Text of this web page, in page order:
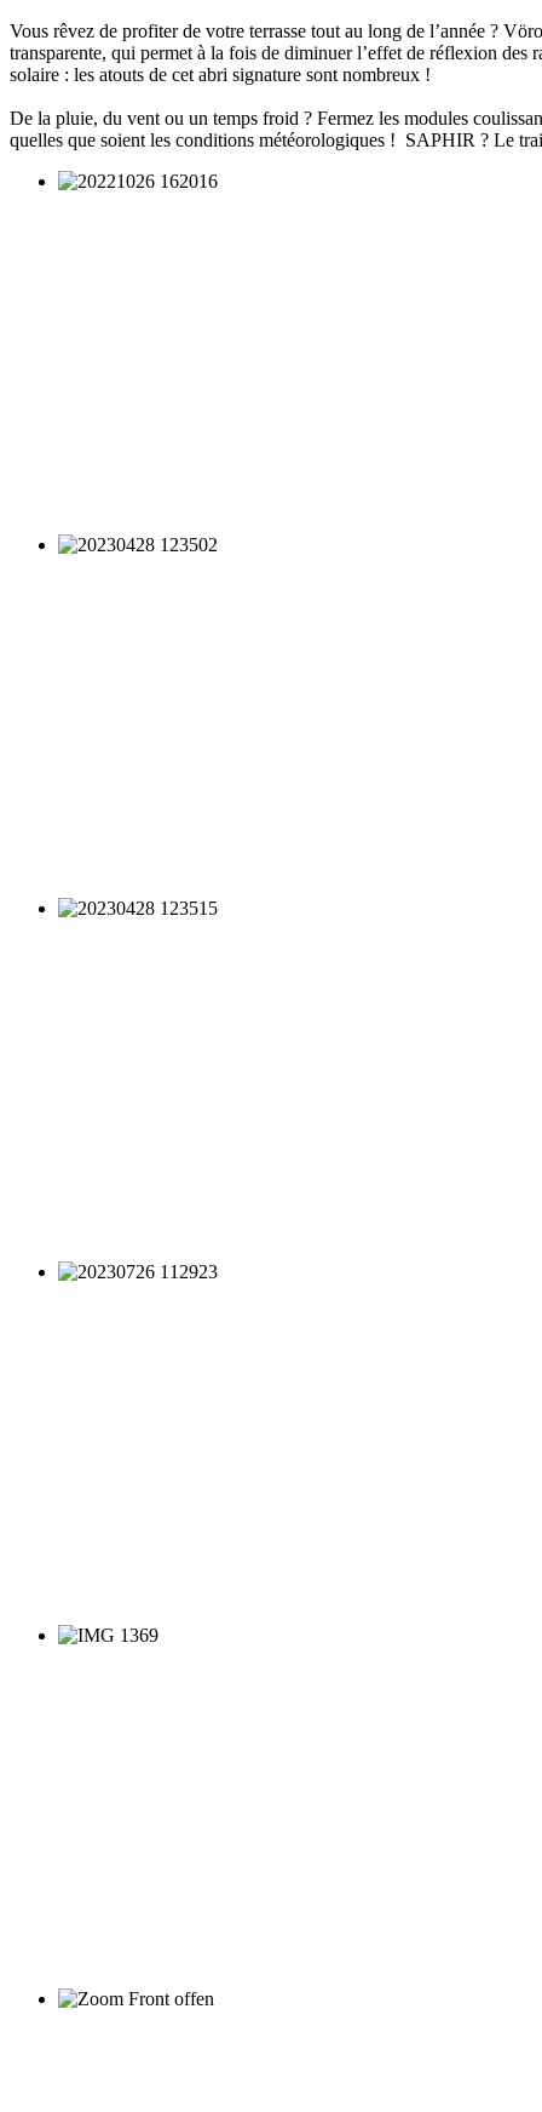
Vous rêvez de profiter de votre terrasse tout au long de l’année ?
transparente, qui permet à la fois de diminuer l’effet de réflexion des
solaire : les atouts de cet abri signature sont nombreux !
De la pluie, du vent ou un temps froid ? Fermez les modules
quelles que soient les conditions météorologiques ! SAPHIR ? Le